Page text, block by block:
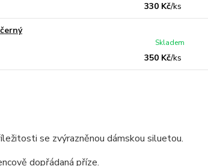
330 Kč/ks
350 Kč/ks
Skladem
se zvýrazněnou dámskou siluetou.
dopřádaná příze.